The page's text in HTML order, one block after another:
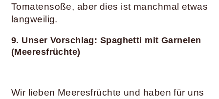
Tomatensoße, aber dies ist manchmal etwas
langweilig.
9. Unser Vorschlag: Spaghetti mit Garnelen
(Meeresfrüchte)
Wir lieben Meeresfrüchte und haben für uns